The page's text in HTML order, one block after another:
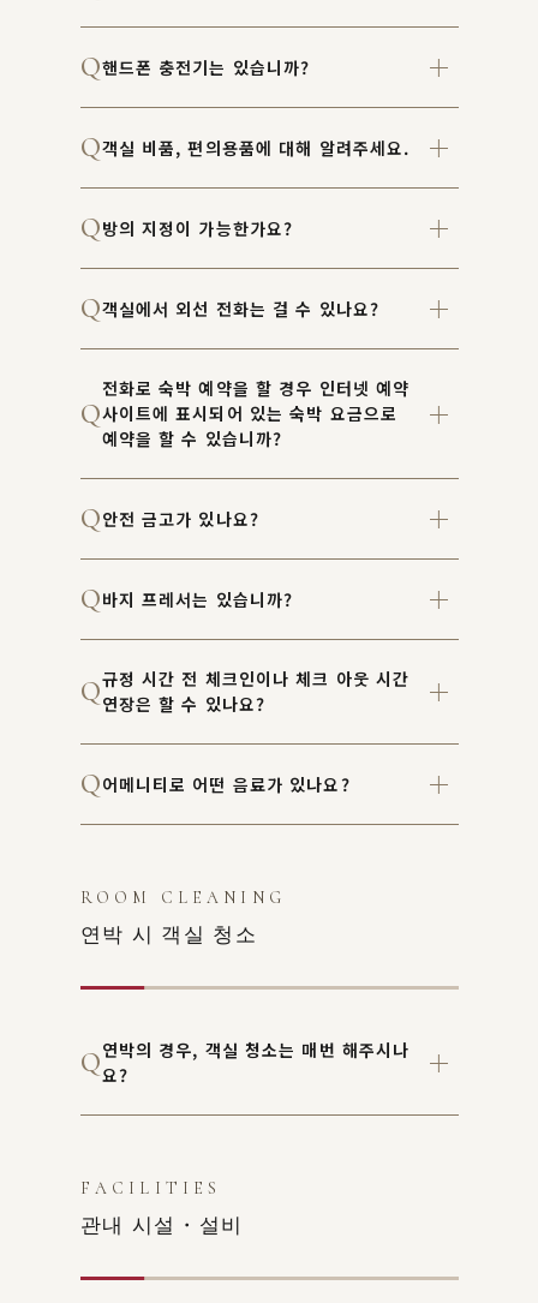
핸드폰 충전기는 있습니까?
객실 비품, 편의용품에 대해 알려주세요.
방의 지정이 가능한가요?
객실에서 외선 전화는 걸 수 있나요?
전화로 숙박 예약을 할 경우 인터넷 예약
사이트에 표시되어 있는 숙박 요금으로
예약을 할 수 있습니까?
안전 금고가 있나요?
바지 프레서는 있습니까?
규정 시간 전 체크인이나 체크 아웃 시간
연장은 할 수 있나요?
어메니티로 어떤 음료가 있나요?
ROOM CLEANING
연박 시 객실 청소
연박의 경우, 객실 청소는 매번 해주시나
요?
FACILITIES
관내 시설・설비